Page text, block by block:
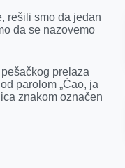
rešili smo da jedan
da se nazovemo
prelaza
parolom „Ćao, ja
znakom označen